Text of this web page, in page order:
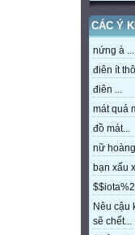
CÁC Ý
nứng à ...
điên ít
điên ...
mát quá
đồ mát...
nữ
bạn xấu
Nêu cậu
sẽ chết...